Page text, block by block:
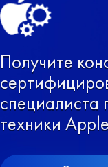
в
Время на ремонт
Получите
специалиста
техники Apple